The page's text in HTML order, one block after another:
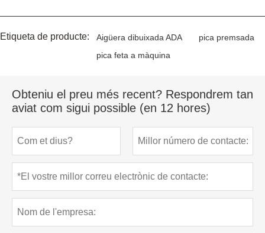
Etiqueta de producte: Aigüera dibuixada ADA
pica premsada
pica feta a màquina
Obteniu el preu més recent? Respondrem tan
aviat com sigui possible (en 12 hores)